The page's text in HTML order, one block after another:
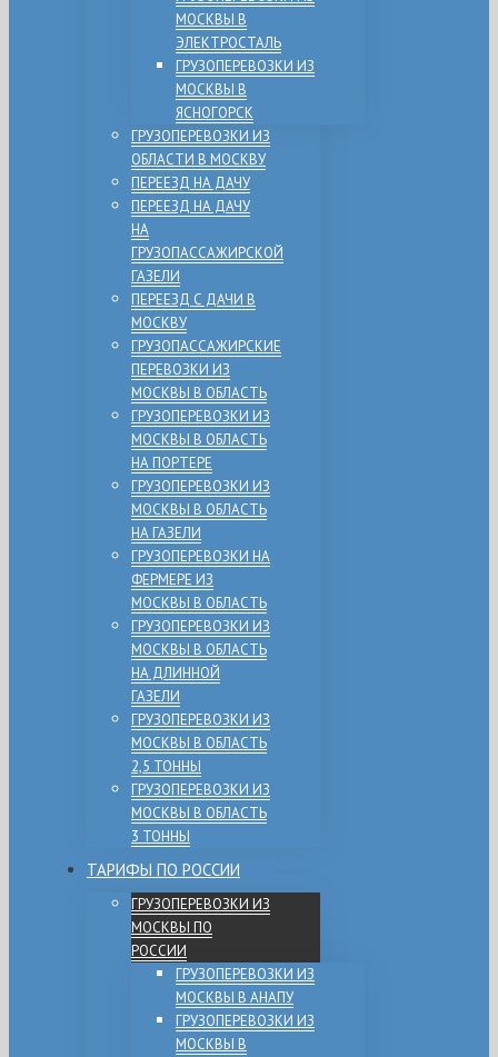
МОСКВЫ В
ЭЛЕКТРОСТАЛЬ
ГРУЗОПЕРЕВОЗКИ ИЗ
МОСКВЫ В
ЯСНОГОРСК
ГРУЗОПЕРЕВОЗКИ ИЗ
ОБЛАСТИ В МОСКВУ
ПЕРЕЕЗД НА ДАЧУ
ПЕРЕЕЗД НА ДАЧУ
НА
ГРУЗОПАССАЖИРСКОЙ
ГАЗЕЛИ
ПЕРЕЕЗД С ДАЧИ В
МОСКВУ
ГРУЗОПАССАЖИРСКИЕ
ПЕРЕВОЗКИ ИЗ
МОСКВЫ В ОБЛАСТЬ
ГРУЗОПЕРЕВОЗКИ ИЗ
МОСКВЫ В ОБЛАСТЬ
НА ПОРТЕРЕ
ГРУЗОПЕРЕВОЗКИ ИЗ
МОСКВЫ В ОБЛАСТЬ
НА ГАЗЕЛИ
ГРУЗОПЕРЕВОЗКИ НА
ФЕРМЕРЕ ИЗ
МОСКВЫ В ОБЛАСТЬ
ГРУЗОПЕРЕВОЗКИ ИЗ
МОСКВЫ В ОБЛАСТЬ
НА ДЛИННОЙ
ГАЗЕЛИ
ГРУЗОПЕРЕВОЗКИ ИЗ
МОСКВЫ В ОБЛАСТЬ
2,5 ТОННЫ
ГРУЗОПЕРЕВОЗКИ ИЗ
МОСКВЫ В ОБЛАСТЬ
3 ТОННЫ
ТАРИФЫ ПО РОССИИ
ГРУЗОПЕРЕВОЗКИ ИЗ
МОСКВЫ ПО
РОССИИ
ГРУЗОПЕРЕВОЗКИ ИЗ
МОСКВЫ В АНАПУ
ГРУЗОПЕРЕВОЗКИ ИЗ
МОСКВЫ В